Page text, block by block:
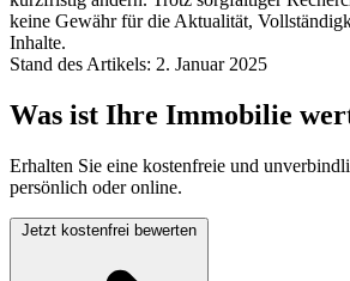
keine Gewähr für die Aktualität,
Inhalte.
Stand des Artikels: 2. Januar 2025
Was ist Ihre Immobilie
Erhalten Sie eine kostenfreie und
persönlich oder online.